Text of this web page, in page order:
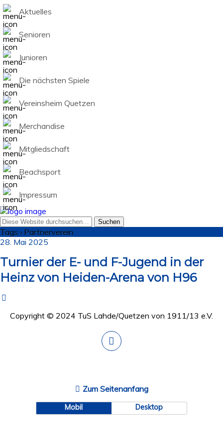
Aktuelles
Senioren
Junioren
Die nächsten Spiele
Vereinsheim Quetzen
Merchandise
Mitgliedschaft
Beachsport
Impressum
Tags › Partnerverein
28. Mai 2025
Turnier der E- und F-Jugend in der
Heinz von Heiden-Arena von H96
Copyright © 2024 TuS Lahde/Quetzen von 1911/13 e.V.
Zum Seitenanfang
Mobil Desktop